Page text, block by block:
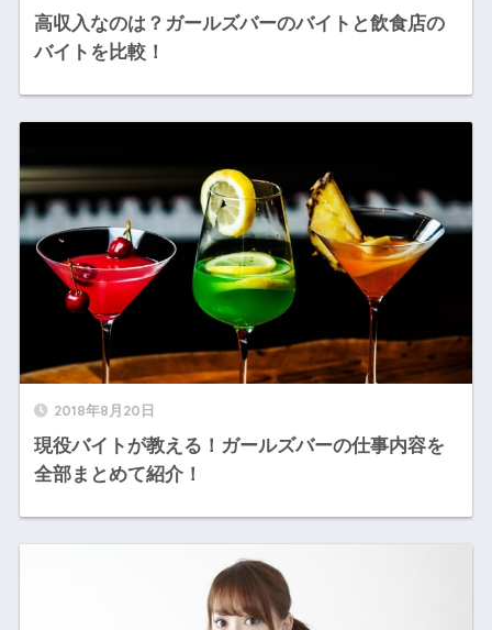
高収入なのは？ガールズバーのバイトと飲食店の
バイトを比較！
2018年8月20日
現役バイトが教える！ガールズバーの仕事内容を
全部まとめて紹介！